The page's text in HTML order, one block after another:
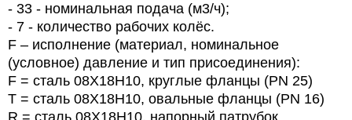
- 33 - номинальная подача (м3/ч);
- 7 - количество рабочих колёс.
F – исполнение (материал, номинальное
(условное) давление и тип присоединения):
F = сталь 08Х18Н10, круглые фланцы (PN 25)
T = сталь 08Х18Н10, овальные фланцы (PN 16)